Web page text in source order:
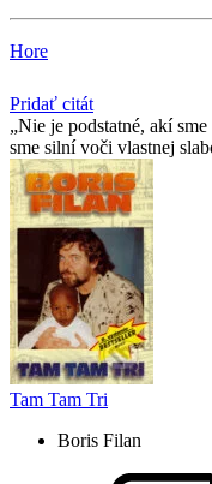
Hore
Pridať citát
Nie je podstatné, akí
sme silní voči vlastnej
Tam Tam Tri
Boris Filan